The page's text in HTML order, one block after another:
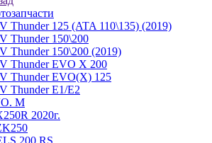
Thunder 125 (ATA 110\135) (2019)
Thunder 150\200
Thunder 150\200 (2019)
Thunder EVO X 200
Thunder EVO(X) 125
Thunder Е1/Е2
M
2020г.
200 RS